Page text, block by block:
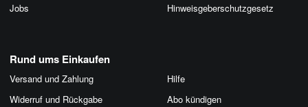
Jobs
Hinweis­geber­schutz­gesetz
Rund ums Einkaufen
Versand und Zahlung
Widerruf und Rückgabe
Hilfe
Abo kündigen